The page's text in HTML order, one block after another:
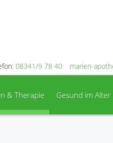
08341/9 78 40 marien-
& Therapie Gesund im Alter